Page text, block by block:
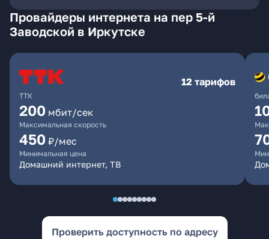
Провайдеры интернета на пер 5-й
Заводской в Иркутске
ТТК
12 тарифов
200 мбит/сек
Максимальная скорость
450 ₽/мес
Минимальная цена
Домашний интернет, ТВ
Проверить доступность по адресу